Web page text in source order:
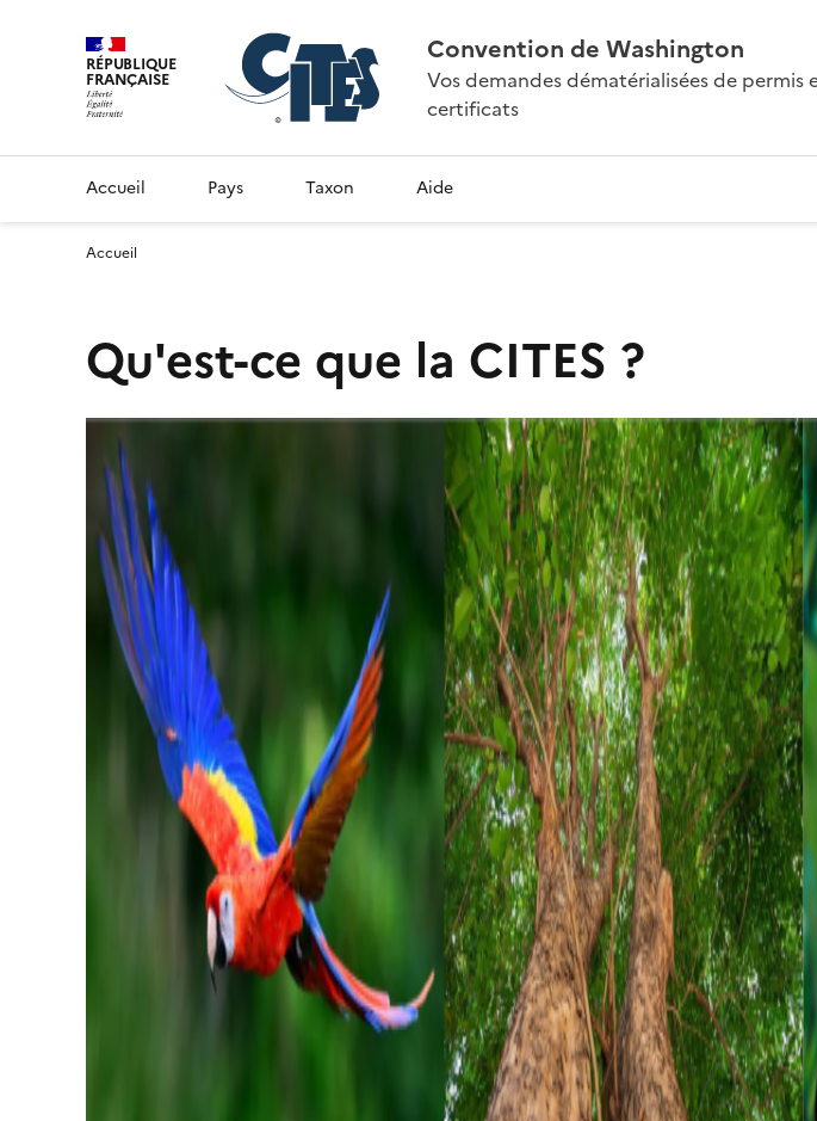
RÉPUBLIQUE
FRANÇAISE
Convention de Washington
Vos demandes dématérialisées de permis
certificats
Accueil Pays Taxon Aide
Accueil
Qu'est-ce que la CITES ?